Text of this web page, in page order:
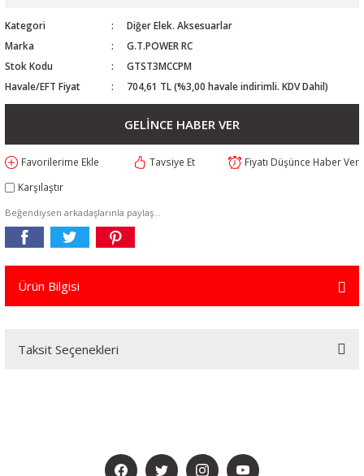
Kategori
Diğer Elek. Aksesuarlar
Marka
G.T.POWER RC
Stok Kodu
GTST3MCCPM
Havale/EFT Fiyat
704,61 TL (%3,00 havale indirimli. KDV Dahil)
GELİNCE HABER VER
Tavsiye Et
Fiyatı Düşünce Haber Ver
Karşılaştır
Beğendiysen arkadaşlarınla paylaş...
Ürün Bilgisi
Taksit Seçenekleri